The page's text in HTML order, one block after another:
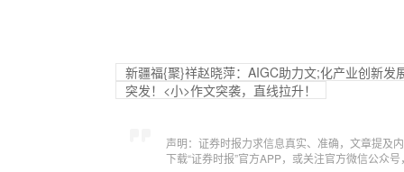
新疆福{聚}祥赵晓萍：AIGC助力文;化产业创新发
突发！<小>作文突袭，直线拉升！
声明：证券时报力求信息真实、准确，文章提及
下载“证券时报”官方APP，或关注官方微信公众